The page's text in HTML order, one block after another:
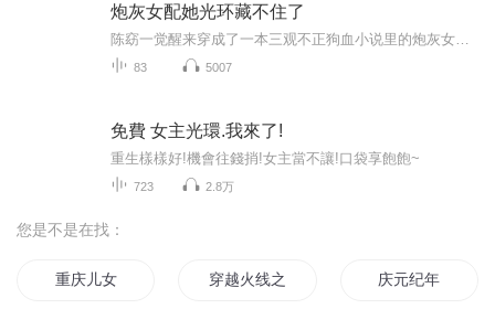
炮灰女配她光环藏不住了
83 5007
免費 女主光環.我來了!
重生樣樣好!機會往錢捎!女主當不讓!口袋享飽飽~
723 2.8万
您是不是在找：
重庆儿女 穿越火线之王者横空临世2016
庆元纪年